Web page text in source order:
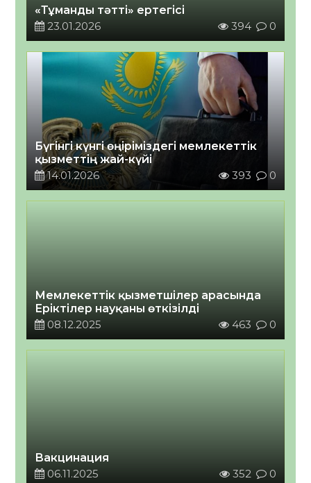
«Тұманды тәтті» ертегісі
23.01.2026
394 0
Бүгінгі күнгі өңіріміздегі мемлекеттік
қызметтің жай-күйі
14.01.2026
393 0
Мемлекеттік қызметшілер арасында
Еріктілер науқаны өткізілді
08.12.2025
463 0
Вакцинация
06.11.2025
352 0